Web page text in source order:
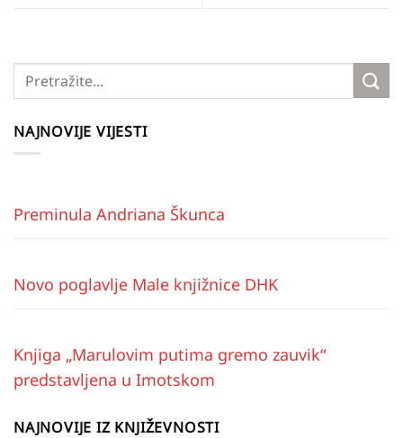
NAJNOVIJE VIJESTI
Preminula Andriana Škunca
Novo poglavlje Male knjižnice DHK
Knjiga „Marulovim putima gremo zauvik“
predstavljena u Imotskom
NAJNOVIJE IZ KNJIŽEVNOSTI